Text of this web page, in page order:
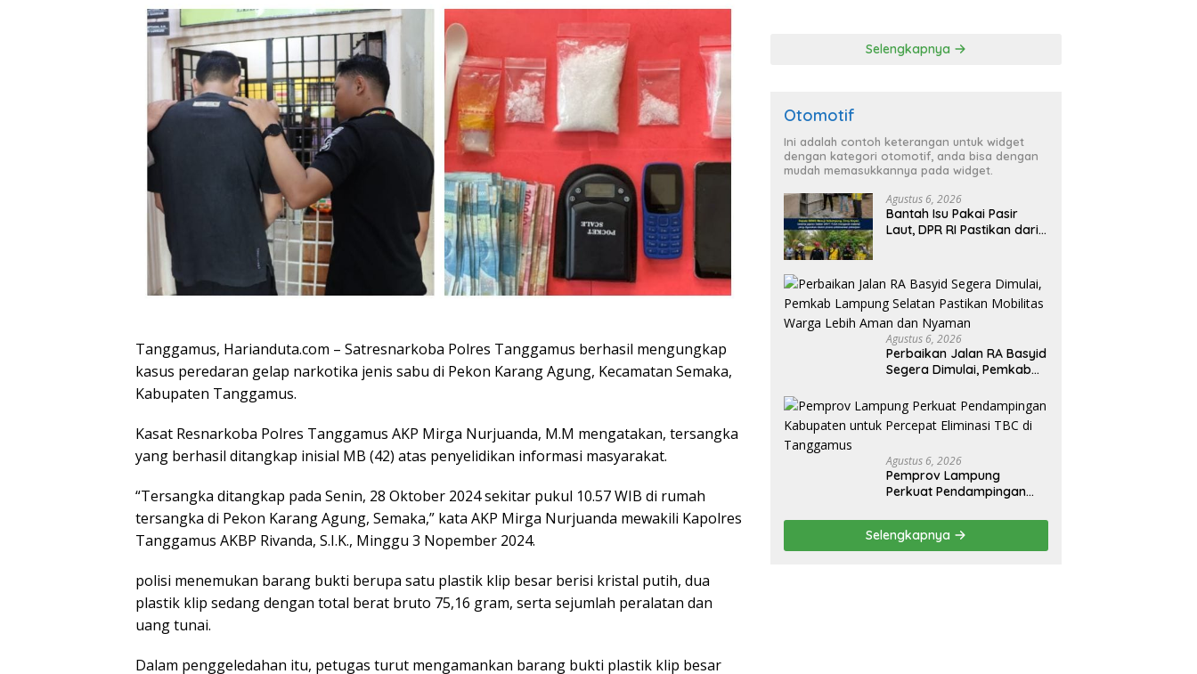
Tanggamus, Harianduta.com – Satresnarkoba Polres Tanggamus berhasil mengungkap
kasus peredaran gelap narkotika jenis sabu di Pekon Karang Agung, Kecamatan Semaka,
Kabupaten Tanggamus.
Kasat Resnarkoba Polres Tanggamus AKP Mirga Nurjuanda, M.M mengatakan, tersangka
yang berhasil ditangkap inisial MB (42) atas penyelidikan informasi masyarakat.
“Tersangka ditangkap pada Senin, 28 Oktober 2024 sekitar pukul 10.57 WIB di rumah
tersangka di Pekon Karang Agung, Semaka,” kata AKP Mirga Nurjuanda mewakili Kapolres
Tanggamus AKBP Rivanda, S.I.K., Minggu 3 Nopember 2024.
polisi menemukan barang bukti berupa satu plastik klip besar berisi kristal putih, dua
plastik klip sedang dengan total berat bruto 75,16 gram, serta sejumlah peralatan dan
uang tunai.
Dalam penggeledahan itu, petugas turut mengamankan barang bukti plastik klip besar
Selengkapnya
Otomotif
Ini adalah contoh keterangan untuk widget
dengan kategori otomotif, anda bisa dengan
mudah memasukkannya pada widget.
Agustus 6, 2026
Bantah Isu Pakai Pasir
Laut, DPR RI Pastikan dari
Sejati Sudah Sesuai
Spesifikasi
Agustus 6, 2026
Perbaikan Jalan RA Basyid
Segera Dimulai, Pemkab
Mobilitas Warga Lebih
Aman dan Nyaman
Agustus 6, 2026
Pemprov Lampung
Perkuat Pendampingan
Eliminasi TBC di
Tanggamus
Selengkapnya